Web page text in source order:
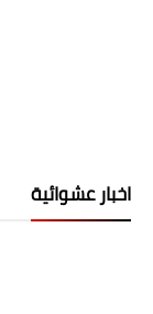
اخبار عشوائية